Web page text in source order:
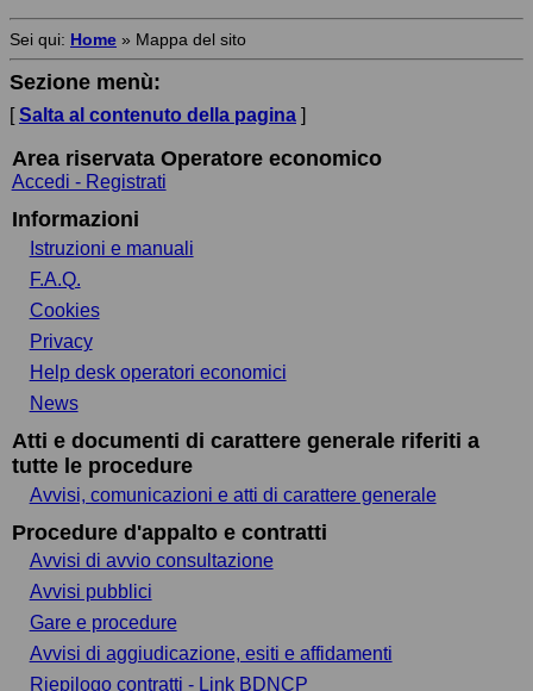
Sei qui: Home » Mappa del sito
Sezione menù:
[Salta al contenuto della pagina ]
Area riservata Operatore economico
Accedi - Registrati
Informazioni
Istruzioni e manuali
F.A.Q.
Cookies
Privacy
Help desk operatori economici
News
Atti e documenti di carattere generale riferiti a
tutte le procedure
Avvisi, comunicazioni e atti di carattere generale
Procedure d'appalto e contratti
Avvisi di avvio consultazione
Avvisi pubblici
Gare e procedure
Avvisi di aggiudicazione, esiti e affidamenti
Riepilogo contratti - Link BDNCP